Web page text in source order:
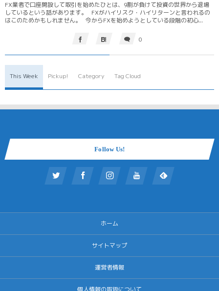
FX業者で口座開設して取引を始めたひとは、9割が負けて投資の世界から退場
しているという話があります。 FXがハイリスク・ハイリターンと言われるの
はこのためかもしれません。 今からFXを始めようとしている段階の初心...
0
This Week Pickup! Category Tag Cloud
Follow Us!
ホーム
サイトマップ
運営者情報